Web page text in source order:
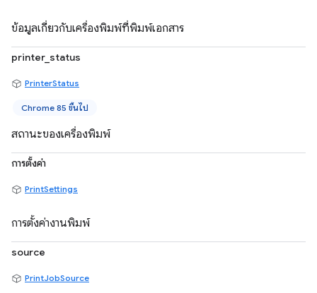
ข้อมูลเกี่ยวกับเครื่องพิมพ์ที่พิมพ์เอกสาร
printer_status
PrinterStatus
Chrome 85 ขึ้นไป
สถานะของเครื่องพิมพ์
การตั้งค่า
PrintSettings
การตั้งค่างานพิมพ์
source
PrintJobSource